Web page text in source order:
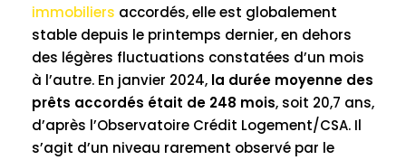
immobiliers accordés, elle est globalement
stable depuis le printemps dernier, en dehors
des légères fluctuations constatées d’un mois
à l’autre. En janvier 2024, la durée moyenne des
prêts accordés était de 248 mois, soit 20,7 ans,
d’après l’Observatoire Crédit Logement/CSA. Il
s’agit d’un niveau rarement observé par le